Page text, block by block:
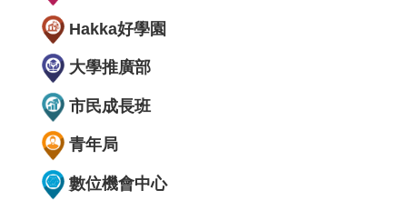
Hakka好學園
大學推廣部
市民成長班
青年局
數位機會中心